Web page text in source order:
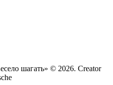
шагать» © 2026. Creator